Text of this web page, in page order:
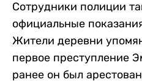
Сотрудники полиции
официальные
Жители деревни
первое преступление
ранее он был